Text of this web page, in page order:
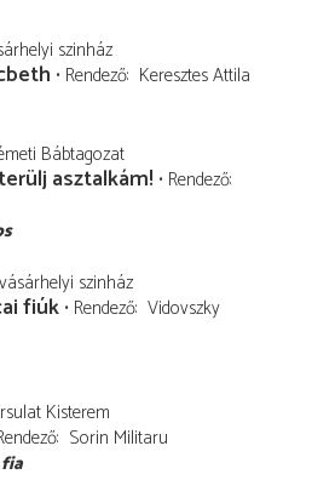
szinház
Rendező Keresztes Attila
Bábtagozat
asztalkám! Rendező
szinház
fiúk Rendező Vidovszky
Kisterem
Sorin Militaru